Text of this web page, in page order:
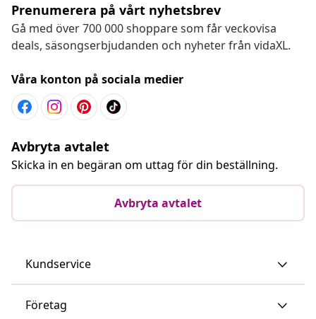
Prenumerera på vårt nyhetsbrev
Gå med över 700 000 shoppare som får veckovisa
deals, säsongserbjudanden och nyheter från vidaXL.
Våra konton på sociala medier
Avbryta avtalet
Skicka in en begäran om uttag för din beställning.
Avbryta avtalet
Kundservice
Företag